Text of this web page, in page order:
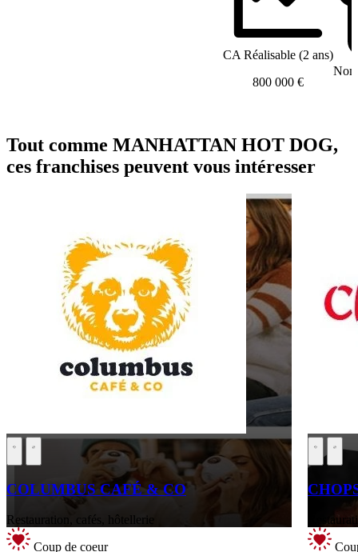
CA Réalisable (2 ans)
800 000 €
Tout comme MANHATTAN HOT DOG,
ces franchises peuvent vous intéresser
COLUMBUS CAFÉ & CO
Restauration, cafés, hôtellerie
Coup de coeur